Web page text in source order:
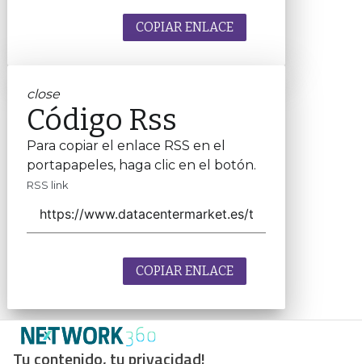
Tu contenido, tu privacidad!
COPIAR ENLACE
close
Código Rss
Para copiar el enlace RSS en el
portapapeles, haga clic en el botón.
RSS link
COPIAR ENLACE